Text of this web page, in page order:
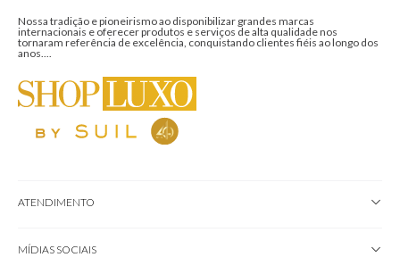
Nossa tradição e pioneirismo ao disponibilizar grandes marcas
internacionais e oferecer produtos e serviços de alta qualidade nos
tornaram referência de excelência, conquistando clientes fiéis ao longo dos
anos....
ATENDIMENTO
MÍDIAS SOCIAIS